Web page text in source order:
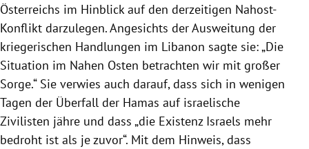
Österreichs im Hinblick auf den derzeitigen Nahost-
Konflikt darzulegen. Angesichts der Ausweitung der
kriegerischen Handlungen im Libanon sagte sie: „Die
Situation im Nahen Osten betrachten wir mit großer
Sorge.“ Sie verwies auch darauf, dass sich in wenigen
Tagen der Überfall der Hamas auf israelische
Zivilisten jähre und dass „die Existenz Israels mehr
bedroht ist als je zuvor“. Mit dem Hinweis, dass